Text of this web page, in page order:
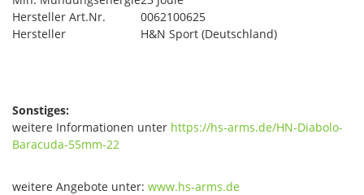
Hersteller Art.Nr.
0062100625
Hersteller
H&N Sport (Deutschland)
Sonstiges:
weitere Informationen unter https://hs-arms.de/HN-Diabolo-
Baracuda-55mm-22
weitere Angebote unter: www.hs-arms.de